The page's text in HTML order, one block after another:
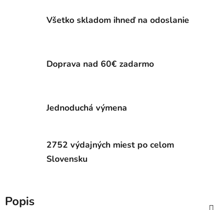
Všetko skladom ihneď na odoslanie
Doprava nad 60€ zadarmo
Jednoduchá výmena
2752 výdajných miest po celom
Slovensku
Popis